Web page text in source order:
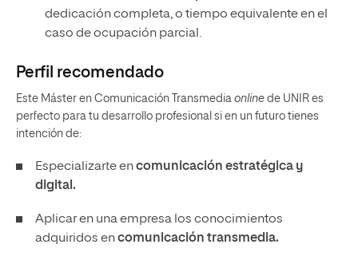
dedicación completa, o tiempo equivalente en el
caso de ocupación parcial.
Perfil recomendado
Este Máster en Comunicación Transmedia online de UNIR es
perfecto para tu desarrollo profesional si en un futuro tienes
intención de:
Especializarte encomunicación estratégica y
digital.
Aplicar en una empresa los conocimientos
adquiridos encomunicación transmedia.